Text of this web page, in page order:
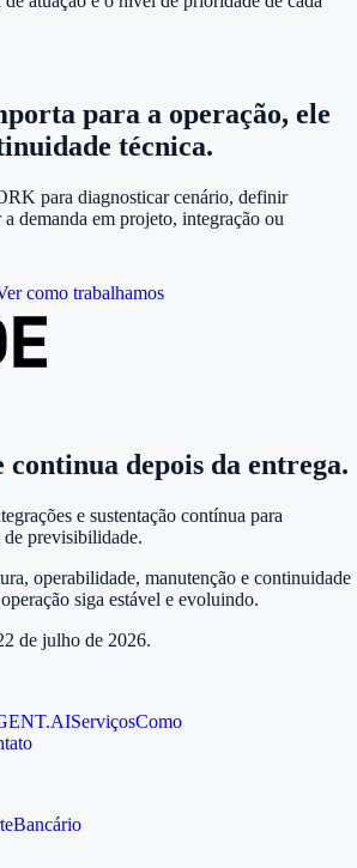
para a operação, ele
técnica.
para diagnosticar cenário, definir
demanda em projeto, integração ou
como trabalhamos
continua depois da entrega.
e sustentação contínua para
de previsibilidade.
operabilidade, manutenção e continuidade
siga estável e evoluindo.
de julho de 2026.
ServiçosComo
Bancário